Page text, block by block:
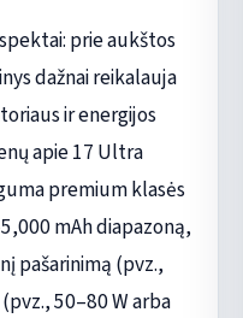
prie aukštos
dažnai reikalauja
ir energijos
apie 17 Ultra
premium klasės
mAh diapazoną,
pašarinimą (pvz.,
50–80 W arba